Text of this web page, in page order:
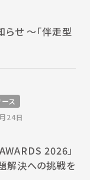
せ 〜「伴走型
ス
24日
2026」
決への挑戦を